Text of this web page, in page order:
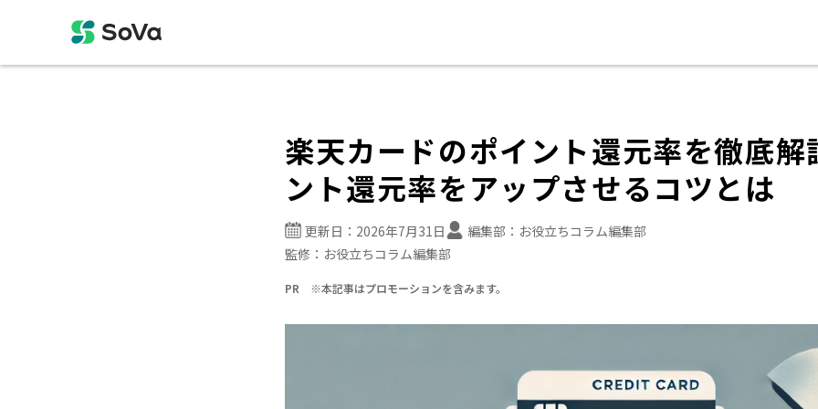
楽天カードのポイント還元率を徹底解
ント還元率をアップさせるコツとは
更新日： 2026年7月31日 編集部： お役立ちコラム編集部
監修： お役立ちコラム編集部
PR ※本記事はプロモーションを含みます。